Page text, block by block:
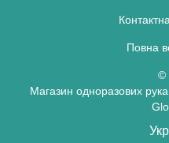
Повна
©
Магазин одноразових
Укр